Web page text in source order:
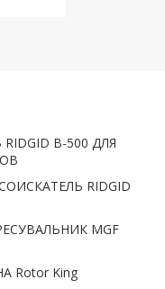
В-500 ДЛЯ
RIDGID
MGF
Rotor King